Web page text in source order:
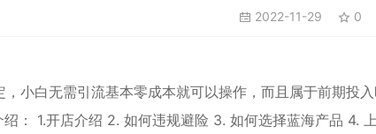
2022-11-29 0
小白无需引流基本零成本就可以操作，而且属于前期投
： 1.开店介绍 2. 如何违规避险 3. 如何选择蓝海产品 4.